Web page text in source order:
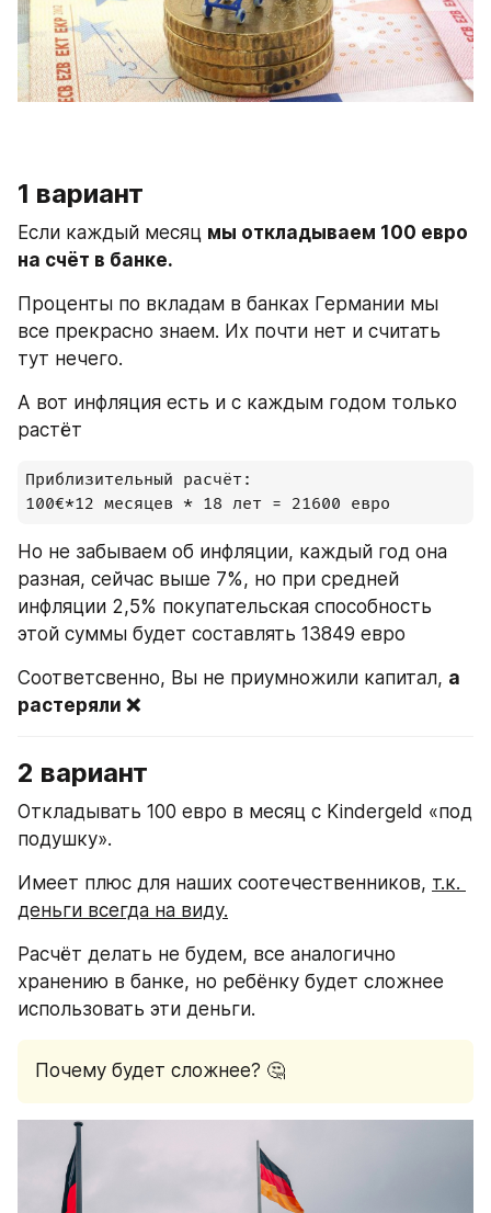
1 вариант
Если каждый месяц мы откладываем 100 евро
на счёт в банке.
Проценты по вкладам в банках Германии мы
все прекрасно знаем. Их почти нет и считать
тут нечего.
А вот инфляция есть и с каждым годом только
растёт
Приблизительный расчёт:
100€*12 месяцев * 18 лет = 21600 евро
Но не забываем об инфляции, каждый год она
разная, сейчас выше 7%, но при средней
инфляции 2,5% покупательская способность
этой суммы будет составлять 13849 евро
Соответсвенно, Вы не приумножили капитал, а
растеряли ❌
2 вариант
Откладывать 100 евро в месяц с Kindergeld «под
подушку».
Имеет плюс для наших соотечественников, т.к.
деньги всегда на виду.
Расчёт делать не будем, все аналогично
хранению в банке, но ребёнку будет сложнее
использовать эти деньги.
Почему будет сложнее? 🤔